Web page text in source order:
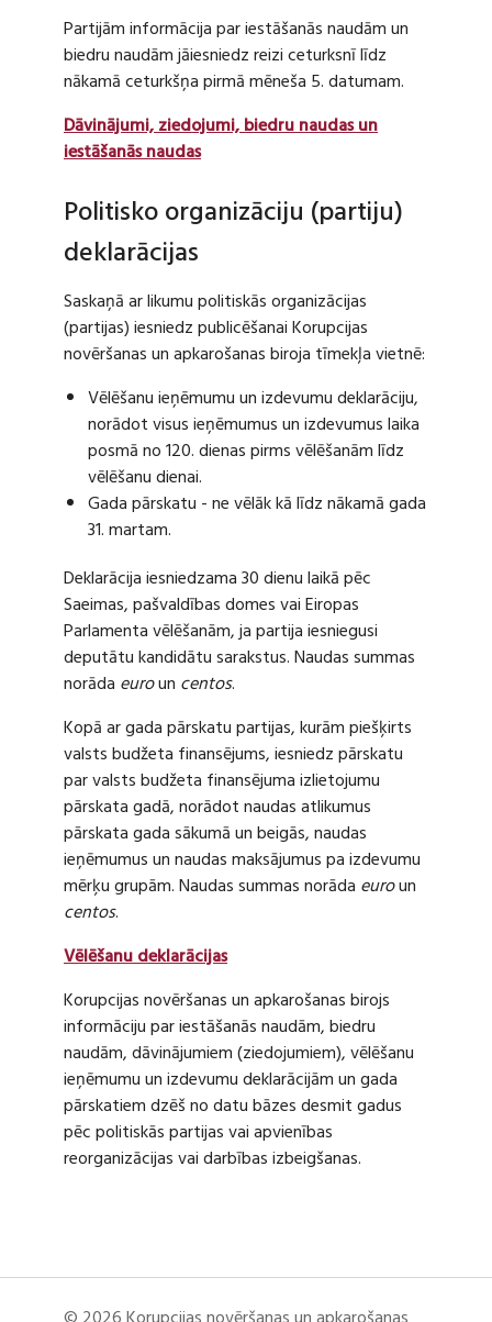
Partijām informācija par iestāšanās naudām un
biedru naudām jāiesniedz reizi ceturksnī līdz
nākamā ceturkšņa pirmā mēneša 5. datumam.
Dāvinājumi, ziedojumi, biedru naudas un
iestāšanās naudas
Politisko organizāciju (partiju)
deklarācijas
Saskaņā ar likumu politiskās organizācijas
(partijas) iesniedz publicēšanai Korupcijas
novēršanas un apkarošanas biroja tīmekļa vietnē:
Vēlēšanu ieņēmumu un izdevumu deklarāciju,
norādot visus ieņēmumus un izdevumus laika
posmā no 120. dienas pirms vēlēšanām līdz
vēlēšanu dienai.
Gada pārskatu - ne vēlāk kā līdz nākamā gada
31. martam.
Deklarācija iesniedzama 30 dienu laikā pēc
Saeimas, pašvaldības domes vai Eiropas
Parlamenta vēlēšanām, ja partija iesniegusi
deputātu kandidātu sarakstus. Naudas summas
norāda euroun centos.
Kopā ar gada pārskatu partijas, kurām piešķirts
valsts budžeta finansējums, iesniedz pārskatu
par valsts budžeta finansējuma izlietojumu
pārskata gadā, norādot naudas atlikumus
pārskata gada sākumā un beigās, naudas
ieņēmumus un naudas maksājumus pa izdevumu
mērķu grupām. Naudas summas norāda euroun
centos.
Vēlēšanu deklarācijas
Korupcijas novēršanas un apkarošanas birojs
informāciju par iestāšanās naudām, biedru
naudām, dāvinājumiem (ziedojumiem), vēlēšanu
ieņēmumu un izdevumu deklarācijām un gada
pārskatiem dzēš no datu bāzes desmit gadus
pēc politiskās partijas vai apvienības
reorganizācijas vai darbības izbeigšanas.